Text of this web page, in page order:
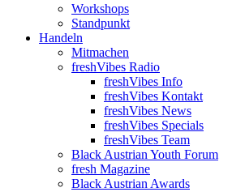
Workshops
Standpunkt
Handeln
Mitmachen
freshVibes Radio
freshVibes Info
freshVibes Kontakt
freshVibes News
freshVibes Specials
freshVibes Team
Black Austrian Youth Forum
fresh Magazine
Black Austrian Awards